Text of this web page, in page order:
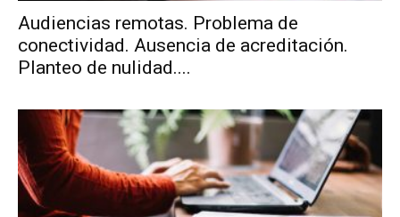
Audiencias remotas. Problema de
conectividad. Ausencia de acreditación.
Planteo de nulidad....